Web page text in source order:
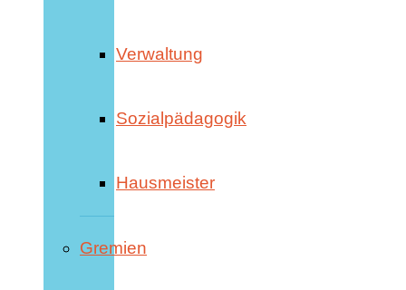
Verwaltung
Sozialpädagogik
Hausmeister
Gremien